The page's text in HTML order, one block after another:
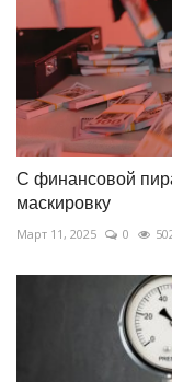
С финансовой
маскировку
Март 11, 2025 0